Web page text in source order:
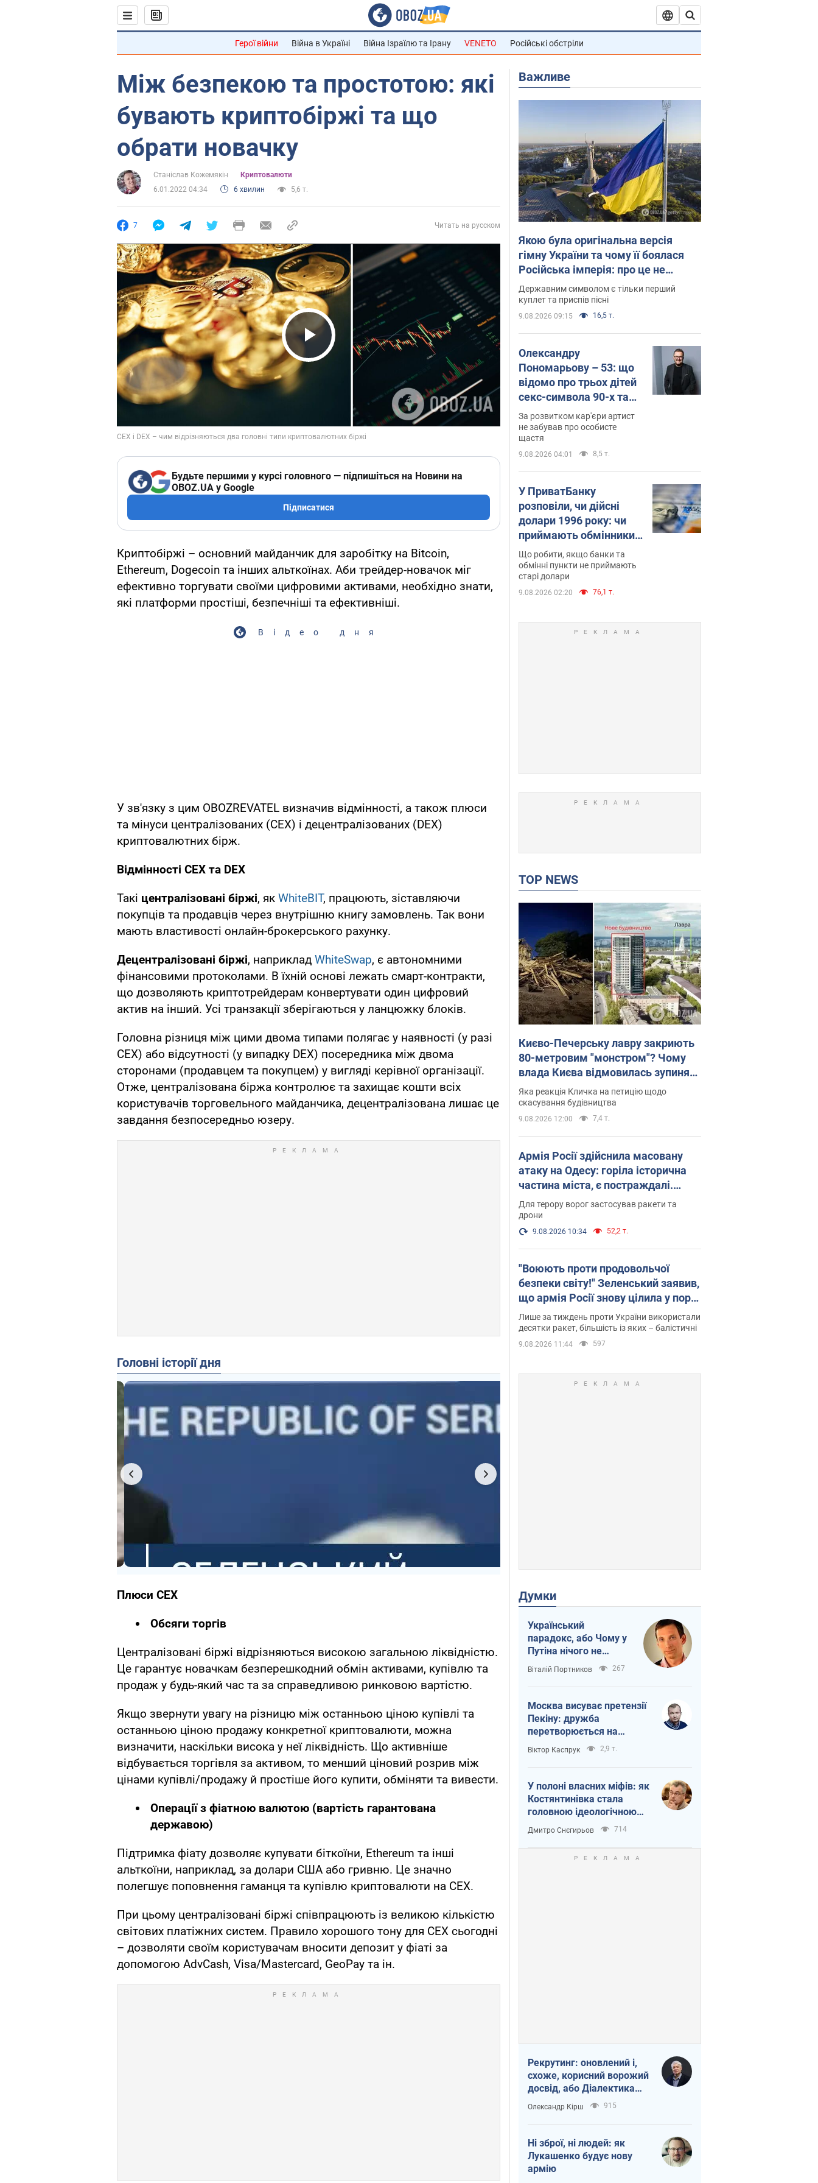
Герої війни Війна в Україні Війна Ізраїлю та Ірану VENETO Російські обстріли
Між безпекою та простотою: які
бувають криптобіржі та що
обрати новачку
Станіслав Кожемякін
Криптовалюти
6.01.2022 04:34
6 хвилин 5,6 т.
7 Читать на русском
Play Video
Будьте першими у курсі головного — підпишіться на Новини на
OBOZ.UA у Google
Підписатися
Криптобіржі – основний майданчик для заробітку на Bitcoin,
Ethereum, Dogecoin та інших альткоїнах. Аби трейдер-новачок міг
ефективно торгувати своїми цифровими активами, необхідно знати,
які платформи простіші, безпечніші та ефективніші.
Відео дня
У зв'язку з цим OBOZREVATEL визначив відмінності, а також плюси
та мінуси централізованих (CEX) і децентралізованих (DEX)
криптовалютних бірж.
Відмінності CEX та DEX
Такі централізовані біржі, як WhiteBIT, працюють, зіставляючи
покупців та продавців через внутрішню книгу замовлень. Так вони
мають властивості онлайн-брокерського рахунку.
Децентралізовані біржі, наприклад WhiteSwap, є автономними
фінансовими протоколами. В їхній основі лежать смарт-контракти,
що дозволяють криптотрейдерам конвертувати один цифровий
актив на інший. Усі транзакції зберігаються у ланцюжку блоків.
Головна різниця між цими двома типами полягає у наявності (у разі
CEX) або відсутності (у випадку DEX) посередника між двома
сторонами (продавцем та покупцем) у вигляді керівної організації.
Отже, централізована біржа контролює та захищає кошти всіх
користувачів торговельного майданчика, децентралізована лишає це
завдання безпосередньо юзеру.
Головні історії дня
Плюси CEX
Обсяги торгів
Централізовані біржі відрізняються високою загальною ліквідністю.
Це гарантує новачкам безперешкодний обмін активами, купівлю та
продаж у будь-який час та за справедливою ринковою вартістю.
Якщо звернути увагу на різницю між останньою ціною купівлі та
останньою ціною продажу конкретної криптовалюти, можна
визначити, наскільки висока у неї ліквідність. Що активніше
відбувається торгівля за активом, то менший ціновий розрив між
цінами купівлі/продажу й простіше його купити, обміняти та вивести.
Операції з фіатною валютою (вартість гарантована
державою)
Підтримка фіату дозволяє купувати біткоїни, Ethereum та інші
альткоїни, наприклад, за долари США або гривню. Це значно
полегшує поповнення гаманця та купівлю криптовалюти на CEX.
При цьому централізовані біржі співпрацюють із великою кількістю
світових платіжних систем. Правило хорошого тону для CEX сьогодні
– дозволяти своїм користувачам вносити депозит у фіаті за
допомогою AdvCash, Visa/Mastercard, GeoPay та ін.
Важливе
Якою була оригінальна версія
гімну України та чому її боялася
Російська імперія: про це не
розповідають у школі
Державним символом є тільки перший
куплет та приспів пісні
9.08.2026 09:15 16,5 т.
Олександру
Пономарьову – 53: що
відомо про трьох дітей
секс-символа 90-х та
який вигляд вони
мають
За розвитком кар'єри артист
не забував про особисте
щастя
9.08.2026 04:01 8,5 т.
У ПриватБанку
розповіли, чи дійсні
долари 1996 року: чи
приймають обмінники
та банки такі купюри
Що робити, якщо банки та
обмінні пункти не приймають
старі долари
9.08.2026 02:20 76,1 т.
TOP NEWS
Києво-Печерську лавру закриють
80-метровим "монстром"? Чому
влада Києва відмовилась зупиняти
будівництво хмарочоса
"московського вірянина"
Яка реакція Кличка на петицію щодо
скасування будівництва
9.08.2026 12:00 7,4 т.
Армія Росії здійснила масовану
атаку на Одесу: горіла історична
частина міста, є постраждалі.
Фото та відео
Для терору ворог застосував ракети та
дрони
9.08.2026 10:34 52,2 т.
"Воюють проти продовольчої
безпеки світу!" Зеленський заявив,
що армія Росії знову цілила у порт
в Одесі
Лише за тиждень проти України використали
десятки ракет, більшість із яких – балістичні
9.08.2026 11:44 597
Думки
Український
парадокс, або Чому у
Путіна нічого не
вийшло з Україною
Віталій Портников 267
Москва висуває претензії
Пекіну: дружба
перетворюється на
залежність Росії від
Китаю
Віктор Каспрук 2,9 т.
У полоні власних міфів: як
Костянтинівка стала
головною ідеологічною
пасткою для російських
окупантів
Дмитро Снєгирьов 714
Рекрутинг: оновлений і,
схоже, корисний ворожий
досвід, або Діалектика
вибагливого боягузтва
Олександр Кірш 915
Ні зброї, ні людей: як
Лукашенко будує нову
армію